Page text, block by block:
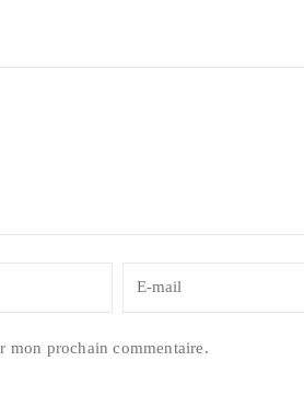
mon prochain commentaire.